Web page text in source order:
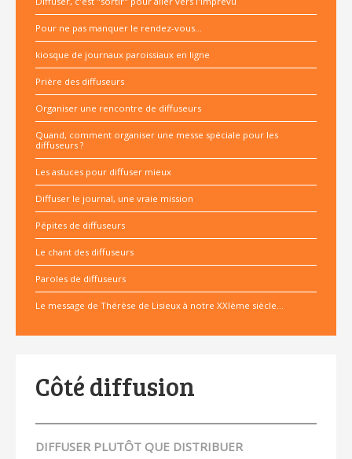
Pour ne pas manquer le rendez-vous...
kiosque de journaux paroissiaux en ligne
Prière des diffuseurs
Organiser une rencontre de diffuseurs
Quand, comment organiser une messe spéciale pour les
diffuseurs ?
Les astuces pour diffuser mieux
Diffuser le journal, une vraie mission
Pépites de diffuseurs
Le chant des diffuseurs
Paroles de diffuseurs
Le message de Thérèse de Lisieux à notre XXIème siècle...
Côté diffusion
DIFFUSER PLUTÔT QUE DISTRIBUER